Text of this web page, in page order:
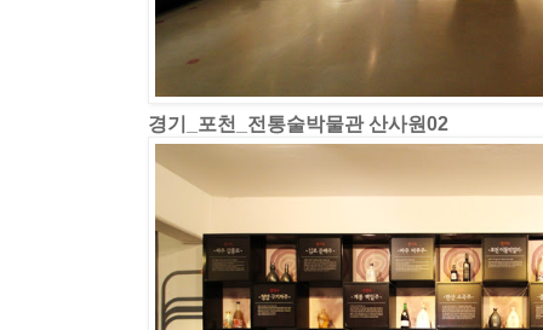
경기_포천_전통술박물관 산사원02